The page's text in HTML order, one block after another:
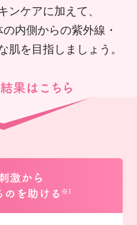
ンケアに加えて、
内側からの紫外線・
肌を目指しましょう。